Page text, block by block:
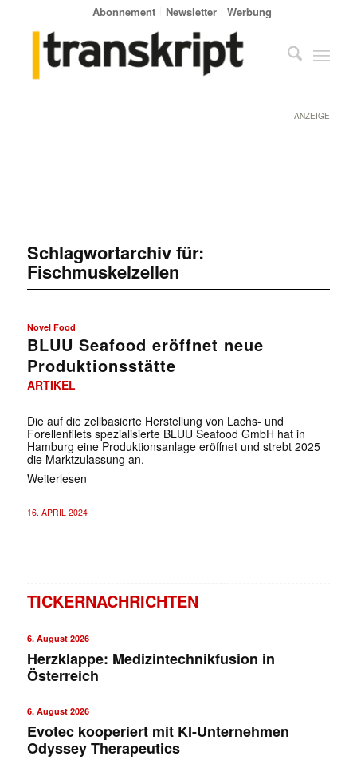
Abonnement Newsletter Werbung
ANZEIGE
Schlagwortarchiv für:
Fischmuskelzellen
Novel Food
BLUU Seafood eröffnet neue
Produktionsstätte
ARTIKEL
Die auf die zellbasierte Herstellung von Lachs- und
Forellenfilets spezialisierte BLUU Seafood GmbH hat in
Hamburg eine Produktionsanlage eröffnet und strebt 2025
die Marktzulassung an.
Weiterlesen
16. APRIL 2024
TICKERNACHRICHTEN
6. August 2026
Herzklappe: Medizintechnikfusion in
Österreich
6. August 2026
Evotec kooperiert mit KI-Unternehmen
Odyssey Therapeutics